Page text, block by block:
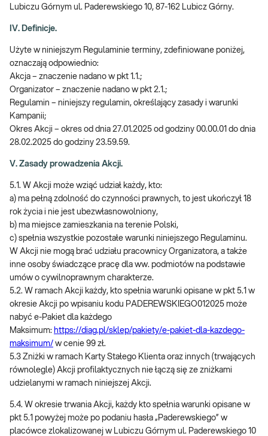
Lubiczu Górnym ul. Paderewskiego 10, 87-162 Lubicz Górny.
IV. Definicje.
Użyte w niniejszym Regulaminie terminy, zdefiniowane poniżej,
oznaczają odpowiednio:
Akcja – znaczenie nadano w pkt 1.1.;
Organizator – znaczenie nadano w pkt 2.1.;
Regulamin – niniejszy regulamin, określający zasady i warunki
Kampanii;
Okres Akcji – okres od dnia 27.01.2025 od godziny 00.00.01 do dnia
28.02.2025 do godziny 23.59.59.
V. Zasady prowadzenia Akcji.
5.1. W Akcji może wziąć udział każdy, kto:
a) ma pełną zdolność do czynności prawnych, to jest ukończył 18
rok życia i nie jest ubezwłasnowolniony,
b) ma miejsce zamieszkania na terenie Polski,
c) spełnia wszystkie pozostałe warunki niniejszego Regulaminu.
W Akcji nie mogą brać udziału pracownicy Organizatora, a także
inne osoby świadczące pracę dla ww. podmiotów na podstawie
umów o cywilnoprawnym charakterze.
5.2. W ramach Akcji każdy, kto spełnia warunki opisane w pkt 5.1 w
okresie Akcji po wpisaniu kodu PADEREWSKIEGO012025 może
nabyć e-Pakiet dla każdego
Maksimum: https://diag.pl/sklep/pakiety/e-pakiet-dla-kazdego-
maksimum/ w cenie 99 zł.
5.3 Zniżki w ramach Karty Stałego Klienta oraz innych (trwających
równolegle) Akcji profilaktycznych nie łączą się ze zniżkami
udzielanymi w ramach niniejszej Akcji.
5.4. W okresie trwania Akcji, każdy kto spełnia warunki opisane w
pkt 5.1 powyżej może po podaniu hasła „Paderewskiego” w
placówce zlokalizowanej w Lubiczu Górnym ul. Paderewskiego 10